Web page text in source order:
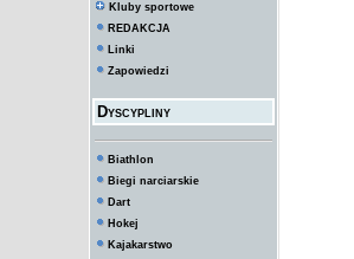
Kluby sportowe
REDAKCJA
Linki
Zapowiedzi
Dyscypliny
Biathlon
Biegi narciarskie
Dart
Hokej
Kajakarstwo